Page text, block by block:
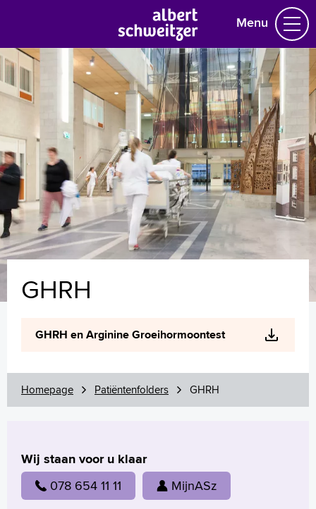
Menu
Homepage
Praktische informatie
Specialismen
Werken en leren
Medewerkers
Contact
MijnASz
Language
Zoeken
Français
Polski
Türkçe
GHRH
GHRH en Arginine Groeihormoontest
Homepage Patiëntenfolders GHRH
Wij staan voor u klaar
078 654 11 11 MijnASz